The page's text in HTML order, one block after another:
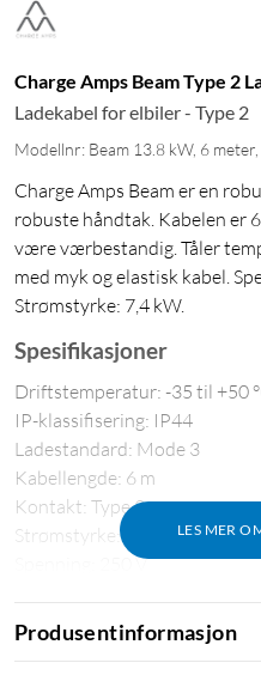
Charge Amps Beam Type 2
Ladekabel for elbiler - Type 2
Modellnr: Beam 13.8 kW, 6 meter,
Charge Amps Beam er en
robuste håndtak. Kabelen er
være værbestandig. Tåler
med myk og elastisk kabel.
Strømstyrke: 7,4 kW.
LES MER
Spesifikasjoner
Driftstemperatur: -35 til +50
IP-klassifisering: IP44
Ladestandard: Mode 3
Kabellengde: 6 m
Kontakt: Type 2
Strømstyrke: 7,4 kW
Spenning: 250 V
Ladestrøm: 32 A
Produsentinformasjon